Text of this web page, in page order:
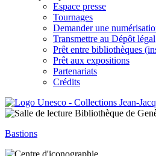
Espace presse
Tournages
Demander une
Transmettre au Dépôt légal
Prêt entre bibliothèques
Prêt aux expositions
Partenariats
Crédits
Bastions